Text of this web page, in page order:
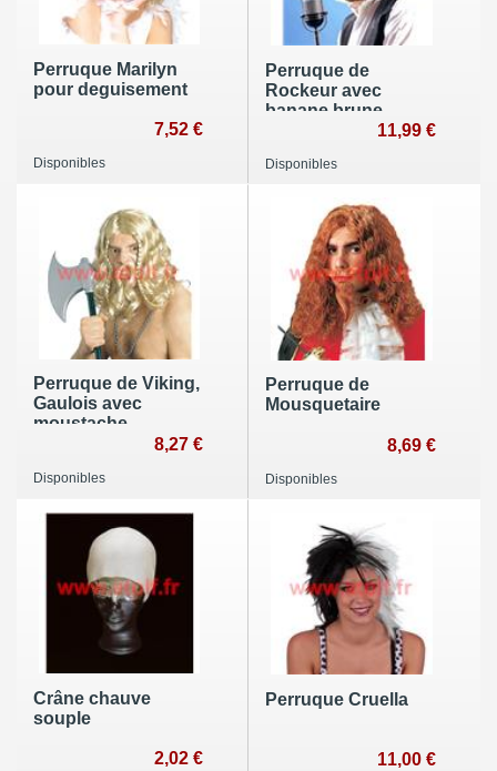
Perruque Marilyn
pour deguisement
7,52 €
Disponibles
Perruque de
Rockeur avec
banane brune
11,99 €
Disponibles
Perruque de Viking,
Gaulois avec
moustache
8,27 €
Disponibles
Perruque de
Mousquetaire
8,69 €
Disponibles
Crâne chauve
souple
2,02 €
Perruque Cruella
11,00 €